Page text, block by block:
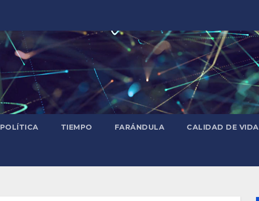
POLÍTICA TIEMPO FARÁNDULA CALIDAD DE VIDA